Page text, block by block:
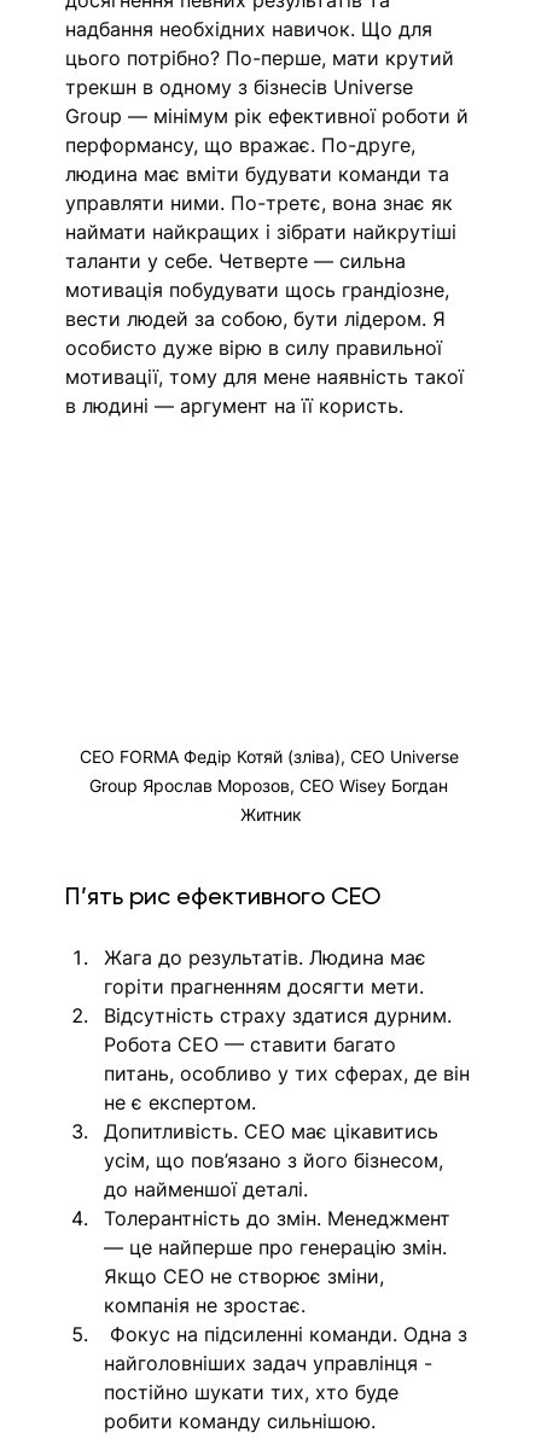
надбання необхідних навичок. Що для
цього потрібно? По-перше, мати крутий
трекшн в одному з бізнесів Universe
Group — мінімум рік ефективної роботи й
перформансу, що вражає. По-друге,
людина має вміти будувати команди та
управляти ними. По-третє, вона знає як
наймати найкращих і зібрати найкрутіші
таланти у себе. Четверте — сильна
мотивація побудувати щось грандіозне,
вести людей за собою, бути лідером. Я
особисто дуже вірю в силу правильної
мотивації, тому для мене наявність такої
в людині — аргумент на її користь.
СЕО FORMA Федір Котяй (зліва), СЕО Universe
Group Ярослав Морозов, СЕО Wisey Богдан
Житник
П’ять рис ефективного CEO
Жага до результатів. Людина має
горіти прагненням досягти мети.
Відсутність страху здатися дурним.
Робота СЕО — ставити багато
питань, особливо у тих сферах, де він
не є експертом.
Допитливість. СЕО має цікавитись
усім, що пов’язано з його бізнесом,
до найменшої деталі.
Толерантність до змін. Менеджмент
— це найперше про генерацію змін.
Якщо СЕО не створює зміни,
компанія не зростає.
найголовніших задач управлінця -
постійно шукати тих, хто буде
робити команду сильнішою.